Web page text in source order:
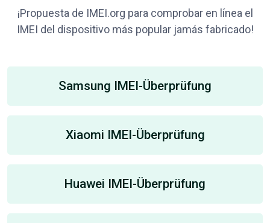
¡Propuesta de IMEI.org para comprobar en línea el
IMEI del dispositivo más popular jamás fabricado!
Samsung IMEI-Überprüfung
Xiaomi IMEI-Überprüfung
Huawei IMEI-Überprüfung